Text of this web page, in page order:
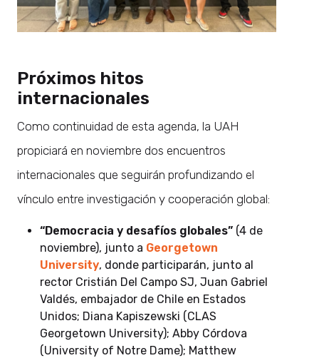
Próximos hitos
internacionales
Como continuidad de esta agenda, la UAH
propiciará en noviembre dos encuentros
internacionales que seguirán profundizando el
vínculo entre investigación y cooperación global:
“Democracia y desafíos globales” (4 de
noviembre), junto a Georgetown
University, donde participarán, junto al
rector Cristián Del Campo SJ, Juan Gabriel
Valdés, embajador de Chile en Estados
Unidos; Diana Kapiszewski (CLAS
Georgetown University); Abby Córdova
(University of Notre Dame); Matthew